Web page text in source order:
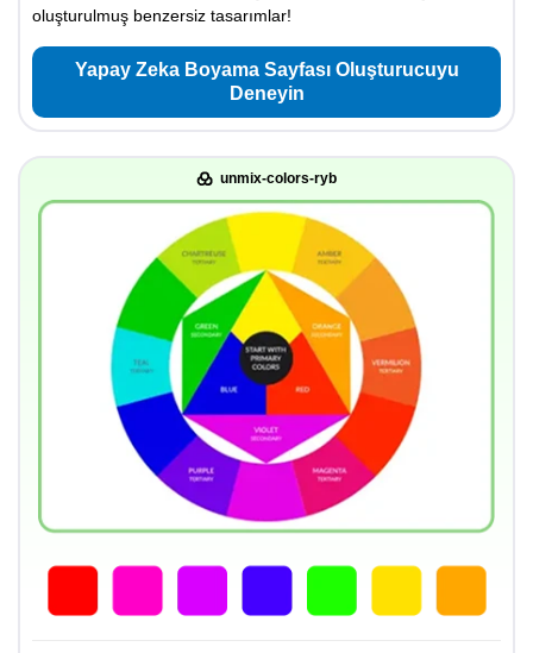
oluşturulmuş benzersiz tasarımlar!
Yapay Zeka Boyama Sayfası Oluşturucuyu
Deneyin
unmix-colors-ryb